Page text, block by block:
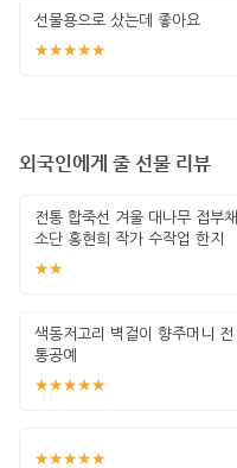
선물용으로 샀는데 좋아요
★★★★★
외국인에게 줄 선물 리뷰
전통 합죽선 겨울 대나무 접부채
소단 홍현희 작가 수작업 한지
그림 고급
★★
색동저고리 벽걸이 향주머니 전
통공예
★★★★★
★★★★★